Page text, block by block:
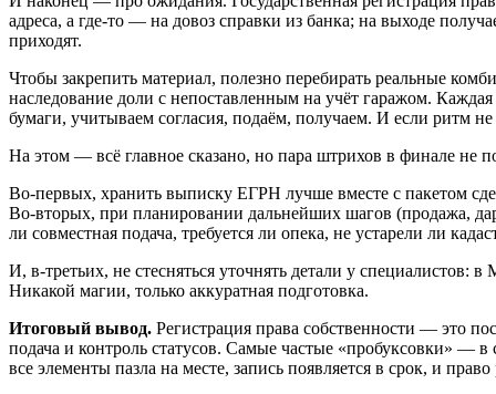
адреса, а где‑то — на довоз справки из банка; на выходе
приходят.
Чтобы закрепить материал, полезно перебирать реальные
наследование доли с непоставленным на учёт гаражом.
бумаги, учитываем согласия, подаём, получаем. И если ритм не
На этом — всё главное сказано, но пара штрихов в финале не
Во‑первых, хранить выписку ЕГРН лучше вместе с пакетом
Во‑вторых, при планировании дальнейших шагов (продажа,
ли совместная подача, требуется ли опека, не устарели ли
И, в‑третьих, не стесняться уточнять детали у
Никакой магии, только аккуратная подготовка.
Итоговый вывод. Регистрация права собственности — это
подача и контроль статусов. Самые частые «пробуксовки» — в
все элементы пазла на месте, запись появляется в срок, и